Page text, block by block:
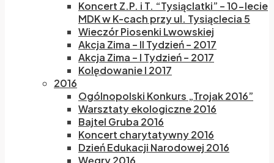
Koncert Z.P. i T. “Tysiąclatki” – 10-lecie
MDK w K-cach przy ul. Tysiąclecia 5
Wieczór Piosenki Lwowskiej
Akcja Zima – II Tydzień – 2017
Akcja Zima – I Tydzień – 2017
Kolędowanie I 2017
2016
Ogólnopolski Konkurs „Trojak 2016”
Warsztaty ekologiczne 2016
Bajtel Gruba 2016
Koncert charytatywny 2016
Dzień Edukacji Narodowej 2016
Węgry 2016